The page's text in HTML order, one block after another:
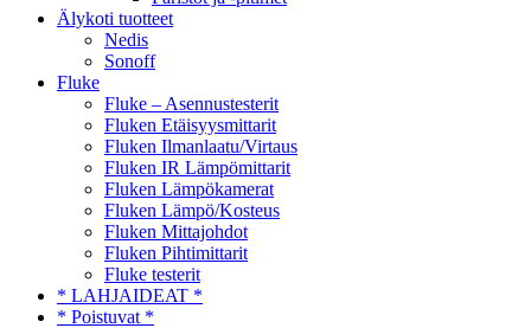
Älykoti tuotteet
Nedis
Sonoff
Fluke
Fluke – Asennustesterit
Fluken Etäisyysmittarit
Fluken Ilmanlaatu/Virtaus
Fluken IR Lämpömittarit
Fluken Lämpökamerat
Fluken Lämpö/Kosteus
Fluken Mittajohdot
Fluken Pihtimittarit
Fluke testerit
* LAHJAIDEAT *
* Poistuvat *